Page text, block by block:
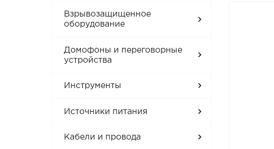
Взрывозащищенное
оборудование
Домофоны и переговорные
устройства
Инструменты
Источники питания
Кабели и провода